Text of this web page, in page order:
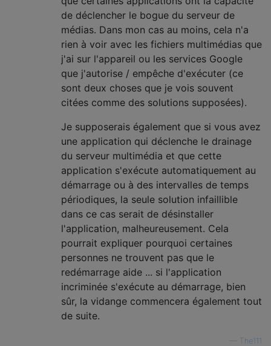
de déclencher le bogue du serveur de
médias. Dans mon cas au moins, cela n'a
rien à voir avec les fichiers multimédias que
j'ai sur l'appareil ou les services Google
que j'autorise / empêche d'exécuter (ce
sont deux choses que je vois souvent
citées comme des solutions supposées).
Je supposerais également que si vous avez
une application qui déclenche le drainage
du serveur multimédia et que cette
application s'exécute automatiquement au
démarrage ou à des intervalles de temps
périodiques, la seule solution infaillible
dans ce cas serait de désinstaller
l'application, malheureusement. Cela
pourrait expliquer pourquoi certaines
personnes ne trouvent pas que le
redémarrage aide ... si l'application
incriminée s'exécute au démarrage, bien
sûr, la vidange commencera également tout
de suite.
The111